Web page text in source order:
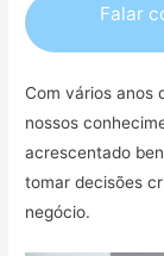
Falar
Com vários anos
nossos
acrescentado
tomar decisões
negócio.